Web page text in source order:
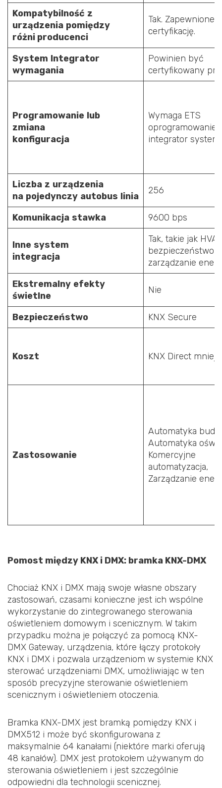
Kompatybilność z
urządzenia pomiędzy
różni producenci
Tak. Zapewnione
certyfikację.
System Integrator
wymagania
Powinien być
certyfikowany
Programowanie lub
zmiana
konfiguracja
Wymaga ETS
oprogramowanie i
integrator
Liczba z urządzenia
na pojedynczy autobus linia
256
Komunikacja stawka 9600 bps
Inne system
integracja
Tak, takie jak
bezpieczeństwo,
zarządzanie
Ekstremalny efekty
świetlne
Nie
Bezpieczeństwo KNX Secure
Koszt KNX Direct
Zastosowanie
Automatyka
Automatyka
Komercyjne
automatyzacja,
Zarządzanie
Pomost między KNX i DMX: bramka KNX-DMX
Chociaż KNX i DMX mają swoje własne obszary
zastosowań, czasami konieczne jest ich wspólne
wykorzystanie do zintegrowanego sterowania
oświetleniem domowym i scenicznym. W takim
przypadku można je połączyć za pomocą KNX-
DMX Gateway, urządzenia, które łączy protokoły
KNX i DMX i pozwala urządzeniom w systemie KNX
sterować urządzeniami DMX, umożliwiając w ten
sposób precyzyjne sterowanie oświetleniem
scenicznym i oświetleniem otoczenia.
Bramka KNX-DMX jest bramką pomiędzy KNX i
DMX512 i może być skonfigurowana z
maksymalnie 64 kanałami (niektóre marki oferują
48 kanałów). DMX jest protokołem używanym do
sterowania oświetleniem i jest szczególnie
odpowiedni dla technologii scenicznej.